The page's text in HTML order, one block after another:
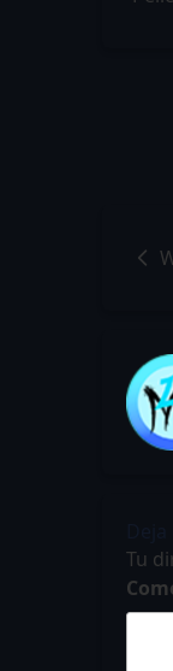
Tu